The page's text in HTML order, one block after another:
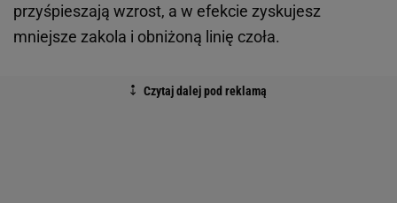
przyśpieszają wzrost, a w efekcie zyskujesz
mniejsze zakola i obniżoną linię czoła.